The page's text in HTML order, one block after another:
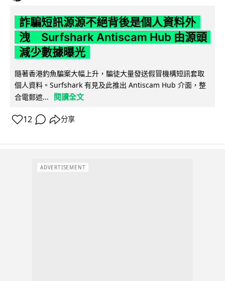
詐騙短訊源源不絕背後是個人資料外
洩 Surfshark Antiscam Hub 由源頭
減少數據曝光
隨著香港釣魚騙案大幅上升，騙徒大量發送假冒機構短訊套取
個人資料。Surfshark 有見及此推出 Antiscam Hub 介面，整
合電郵遮...
閱讀全文
12 分享
ADVERTISEMENT